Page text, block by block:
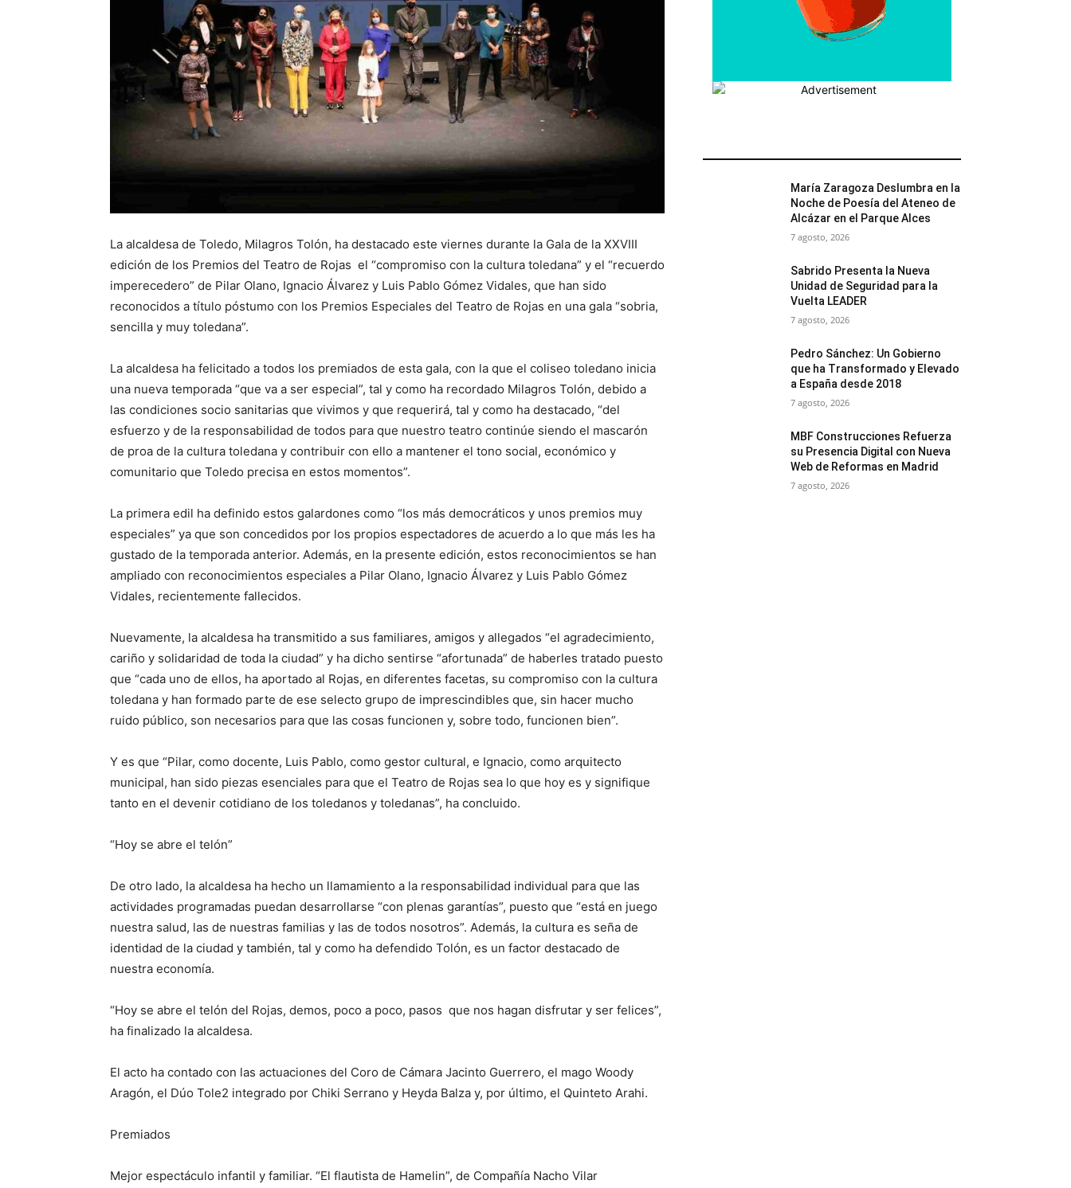
La alcaldesa de Toledo, Milagros Tolón, ha destacado este viernes durante la Gala de la XXVIII
edición de los Premios del Teatro de Rojas el “compromiso con la cultura toledana” y el “recuerdo
imperecedero” de Pilar Olano, Ignacio Álvarez y Luis Pablo Gómez Vidales, que han sido
reconocidos a título póstumo con los Premios Especiales del Teatro de Rojas en una gala “sobria,
sencilla y muy toledana”.
La alcaldesa ha felicitado a todos los premiados de esta gala, con la que el coliseo toledano inicia
una nueva temporada “que va a ser especial”, tal y como ha recordado Milagros Tolón, debido a
las condiciones socio sanitarias que vivimos y que requerirá, tal y como ha destacado, “del
esfuerzo y de la responsabilidad de todos para que nuestro teatro continúe siendo el mascarón
de proa de la cultura toledana y contribuir con ello a mantener el tono social, económico y
comunitario que Toledo precisa en estos momentos”.
La primera edil ha definido estos galardones como “los más democráticos y unos premios muy
especiales” ya que son concedidos por los propios espectadores de acuerdo a lo que más les ha
gustado de la temporada anterior. Además, en la presente edición, estos reconocimientos se han
ampliado con reconocimientos especiales a Pilar Olano, Ignacio Álvarez y Luis Pablo Gómez
Vidales, recientemente fallecidos.
Nuevamente, la alcaldesa ha transmitido a sus familiares, amigos y allegados “el agradecimiento,
cariño y solidaridad de toda la ciudad” y ha dicho sentirse “afortunada” de haberles tratado puesto
que “cada uno de ellos, ha aportado al Rojas, en diferentes facetas, su compromiso con la cultura
toledana y han formado parte de ese selecto grupo de imprescindibles que, sin hacer mucho
ruido público, son necesarios para que las cosas funcionen y, sobre todo, funcionen bien”.
Y es que “Pilar, como docente, Luis Pablo, como gestor cultural, e Ignacio, como arquitecto
municipal, han sido piezas esenciales para que el Teatro de Rojas sea lo que hoy es y signifique
tanto en el devenir cotidiano de los toledanos y toledanas”, ha concluido.
“Hoy se abre el telón”
De otro lado, la alcaldesa ha hecho un llamamiento a la responsabilidad individual para que las
actividades programadas puedan desarrollarse “con plenas garantías”, puesto que “está en juego
nuestra salud, las de nuestras familias y las de todos nosotros”. Además, la cultura es seña de
identidad de la ciudad y también, tal y como ha defendido Tolón, es un factor destacado de
nuestra economía.
“Hoy se abre el telón del Rojas, demos, poco a poco, pasos que nos hagan disfrutar y ser felices”,
ha finalizado la alcaldesa.
El acto ha contado con las actuaciones del Coro de Cámara Jacinto Guerrero, el mago Woody
Aragón, el Dúo Tole2 integrado por Chiki Serrano y Heyda Balza y, por último, el Quinteto Arahi.
Premiados
Mejor espectáculo infantil y familiar. “El flautista de Hamelin”, de Compañía Nacho Vilar
María Zaragoza Deslumbra en la
Noche de Poesía del Ateneo de
Alcázar en el Parque Alces
7 agosto, 2026
Sabrido Presenta la Nueva
Unidad de Seguridad para la
Vuelta LEADER
7 agosto, 2026
Pedro Sánchez: Un Gobierno
que ha Transformado y Elevado
a España desde 2018
7 agosto, 2026
MBF Construcciones Refuerza
su Presencia Digital con Nueva
Web de Reformas en Madrid
7 agosto, 2026